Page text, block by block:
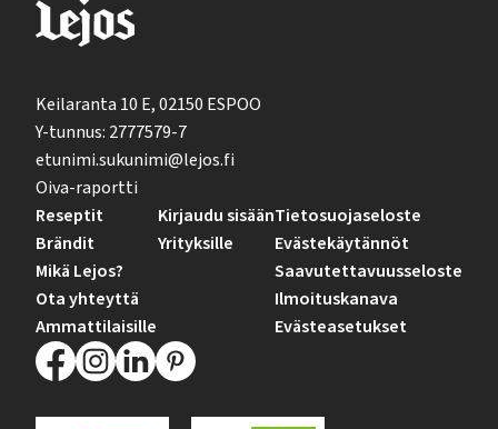
Keilaranta 10 E, 02150 ESPOO
Y-tunnus: 2777579-7
etunimi.sukunimi@lejos.fi
Oiva-raportti
Reseptit
Brändit
Mikä Lejos?
Ota yhteyttä
Ammattilaisille
Kirjaudu sisään
Yrityksille
Tietosuojaseloste
Evästekäytännöt
Saavutettavuusseloste
Ilmoituskanava
Evästeasetukset